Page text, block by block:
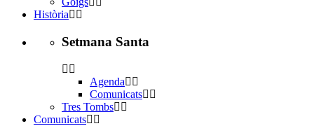
Història
Setmana Santa
Agenda
Comunicats
Tres Tombs
Comunicats